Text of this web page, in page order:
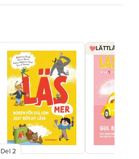
Del 2
LÄTTLÄST 3